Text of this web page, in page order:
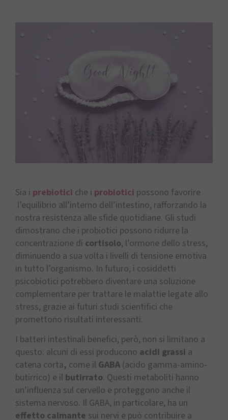
Sia i prebiotici che i probiotici possono favorire
l’equilibrio all’interno dell’intestino, rafforzando la
nostra resistenza alle sfide quotidiane. Gli studi
dimostrano che i probiotici possono ridurre la
concentrazione di cortisolo, l’ormone dello stress,
diminuendo a sua volta i livelli di tensione emotiva
in tutto l’organismo. In futuro, i cosiddetti
psicobiotici potrebbero diventare una soluzione
complementare per trattare le malattie legate allo
stress, grazie ai futuri studi scientifici che
promettono risultati interessanti.
I batteri intestinali benefici, però, non si limitano a
questo: alcuni di essi producono acidi grassi a
catena corta, come il GABA (acido gamma-amino-
butirrico) e il butirrato. Questi metaboliti hanno
un’influenza sul cervello e proteggono anche il
sistema nervoso. Il GABA, in particolare, ha un
effetto calmante sui nervi e può contribuire a